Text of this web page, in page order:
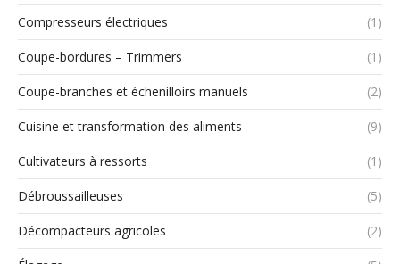
Compresseurs électriques (1)
Coupe-bordures – Trimmers (1)
Coupe-branches et échenilloirs manuels (2)
Cuisine et transformation des aliments (9)
Cultivateurs à ressorts (1)
Débroussailleuses (5)
Décompacteurs agricoles (2)